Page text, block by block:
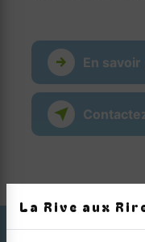
La Rive aux
En savoir